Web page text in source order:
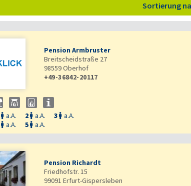
Sortierung
Pension Armbruster
Breitscheidstraße 27
98559Oberhof
+49-36842-20117
 a.A. 2  a.A. 3  a.A.
 a.A. 5  a.A.
Pension Richardt
Friedhofstr. 15
99091 Erfurt-Gispersleben